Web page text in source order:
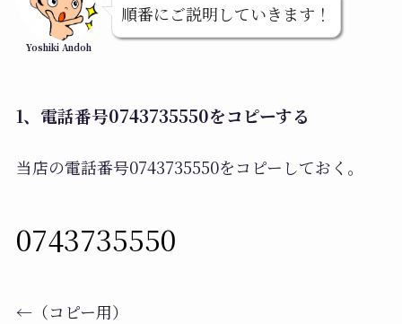
Yoshiki Andoh
順番にご説明していきます！
1、電話番号0743735550をコピーする
当店の電話番号0743735550をコピーしておく。
0743735550
←（コピー用）